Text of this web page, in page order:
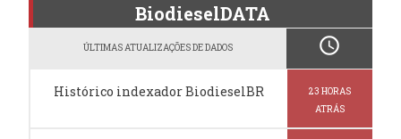
BiodieselDATA
ÚLTIMAS ATUALIZAÇÕES DE DADOS schedule
Histórico indexador BiodieselBR
23 HORAS
ATRÁS